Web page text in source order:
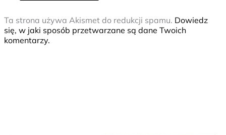
Ta strona używa Akismet do redukcji spamu. Dowiedz
się, w jaki sposób przetwarzane są dane Twoich
komentarzy.